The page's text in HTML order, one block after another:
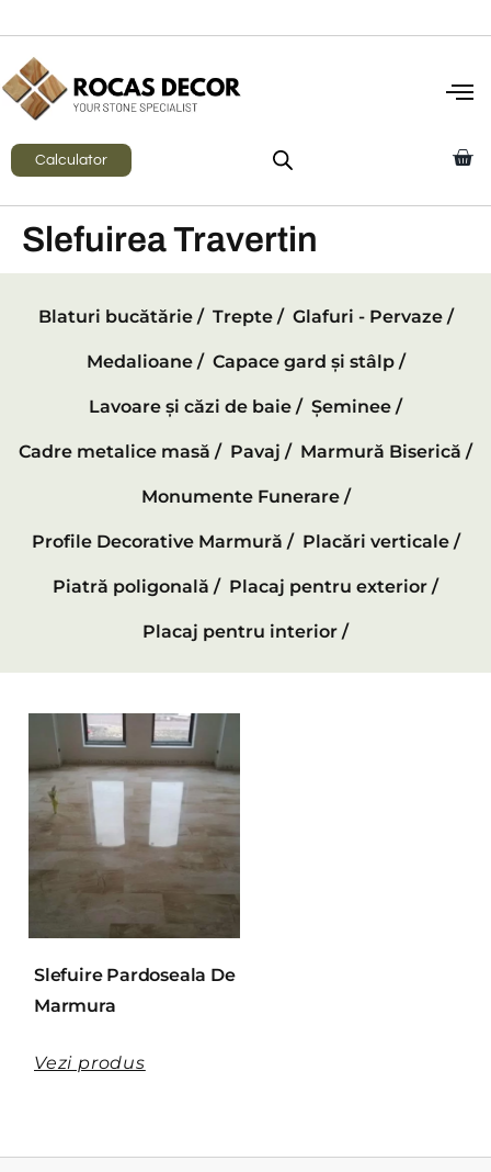
Calculator
Slefuirea Travertin
Blaturi bucătărie / Trepte / Glafuri - Pervaze /
Medalioane / Capace gard și stâlp /
Lavoare și căzi de baie / Șeminee /
Cadre metalice masă / Pavaj / Marmură Biserică /
Monumente Funerare /
Profile Decorative Marmură / Placări verticale /
Piatră poligonală / Placaj pentru exterior /
Placaj pentru interior /
Slefuire Pardoseala De
Marmura
Vezi produs